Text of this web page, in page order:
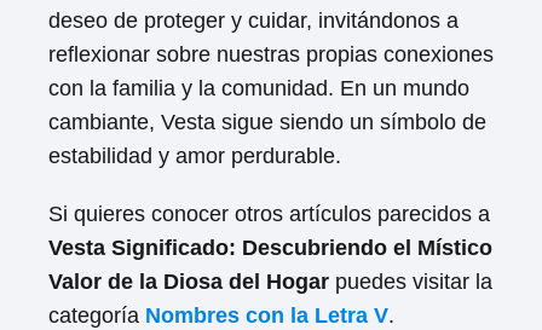
deseo de proteger y cuidar, invitándonos a
reflexionar sobre nuestras propias conexiones
con la familia y la comunidad. En un mundo
cambiante, Vesta sigue siendo un símbolo de
estabilidad y amor perdurable.
Si quieres conocer otros artículos parecidos a
Vesta Significado: Descubriendo el Místico
Valor de la Diosa del Hogar puedes visitar la
categoría Nombres con la Letra V.